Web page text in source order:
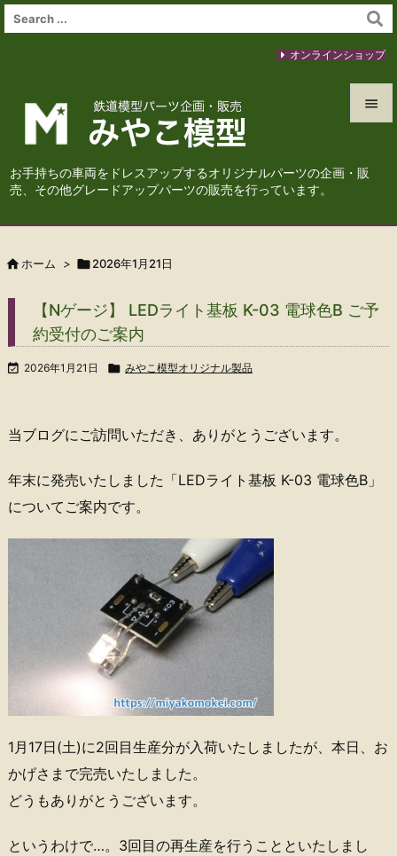
お手持ちの車両をドレスアップするオリジナルパーツの企画・販
売、その他グレードアップパーツの販売を行っています。




オンラインショップ
 ホーム > 2026年1月21日
【Nゲージ】 LEDライト基板 K-03 電球色B ご予
約受付のご案内
 2026年1月21日  みやこ模型オリジナル製品
当ブログにご訪問いただき、ありがとうございます。
年末に発売いたしました「LEDライト基板 K-03 電球色B」
についてご案内です。
1月17日(土)に2回目生産分が入荷いたしましたが、本日、お
かげさまで完売いたしました。
どうもありがとうございます。
というわけで…。3回目の再生産を行うことといたしまし